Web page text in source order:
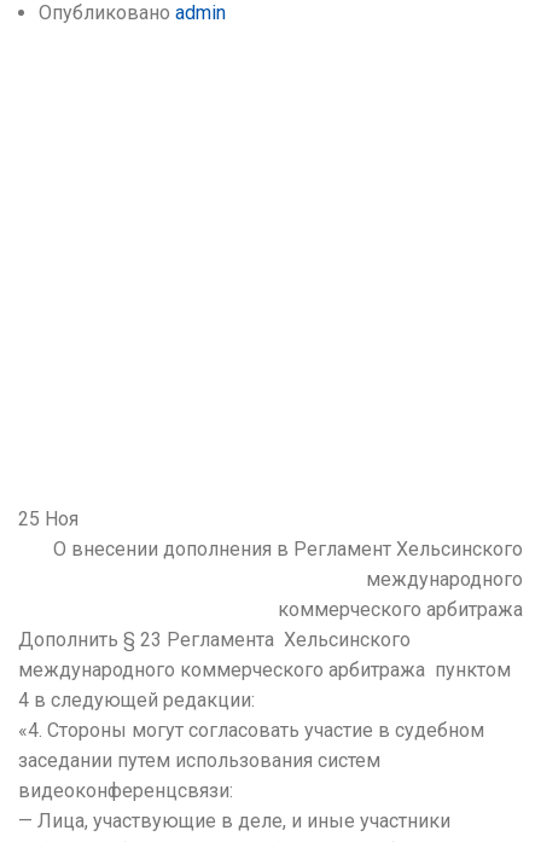
Опубликовано admin
25 Ноя
О внесении дополнения в Регламент Хельсинского
международного
коммерческого арбитража
Дополнить § 23 Регламента Хельсинского
международного коммерческого арбитража пунктом
4 в следующей редакции:
«4. Стороны могут согласовать участие в судебном
заседании путем использования систем
видеоконференцсвязи:
— Лица, участвующие в деле, и иные участники